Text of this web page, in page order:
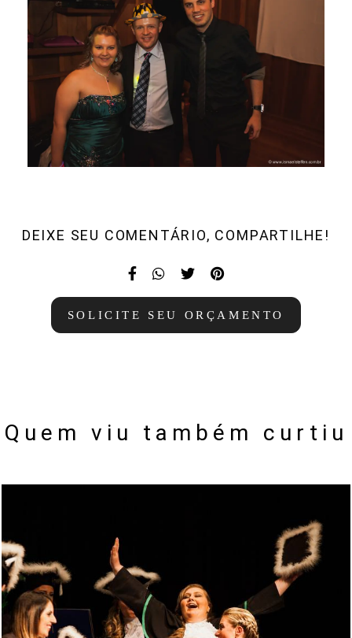
DEIXE SEU COMENTÁRIO, COMPARTILHE!
SOLICITE SEU ORÇAMENTO
Quem viu também curtiu